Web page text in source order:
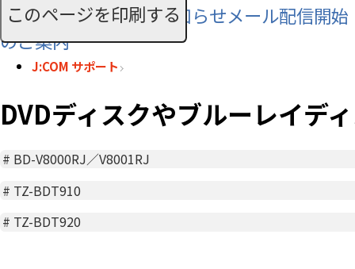
SMS利用料に関するお知らせメール配信開始
のご案内
このページを印刷する
J:COM サポート
DVDディスクやブルーレイデ
# BD-V8000RJ／V8001RJ
# TZ-BDT910
# TZ-BDT920